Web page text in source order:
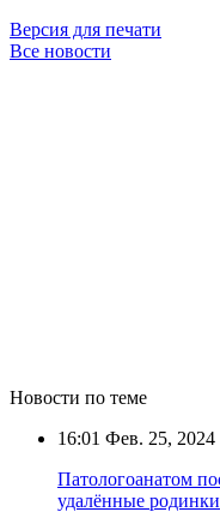
Версия для печати
Все новости
Новости по теме
16:01 Фев. 25, 2024
Патологоанатом
удалённые родинки